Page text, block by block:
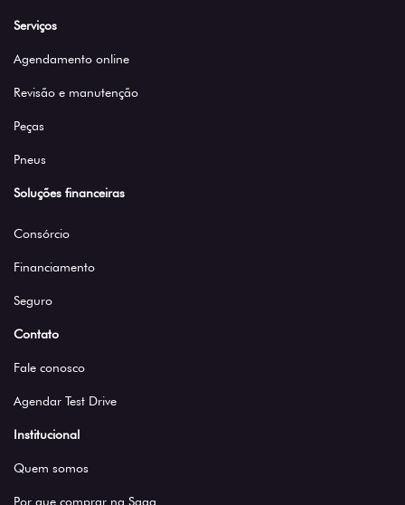
Serviços
Agendamento online
Revisão e manutenção
Peças
Pneus
Soluções financeiras
Consórcio
Financiamento
Seguro
Contato
Fale conosco
Agendar Test Drive
Institucional
Quem somos
Por que comprar na Saga